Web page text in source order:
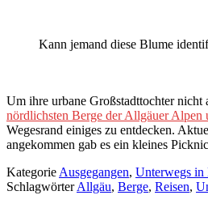
Kann jemand diese Blume
Um ihre urbane Großstadttochter nicht
nördlichsten Berge der Allgäuer
Wegesrand einiges zu entdecken.
angekommen gab es ein kleines
Kategorie Ausgegangen, Unterwegs in
SchlagwörterAllgäu, Berge, Reisen,